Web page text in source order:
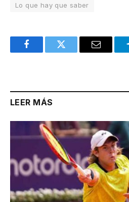
Lo que hay que saber
FacebookTwitter Email
LEER MÁS